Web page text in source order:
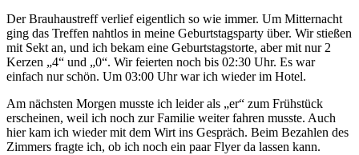
Der Brauhaustreff verlief eigentlich so wie immer. Um Mitternacht
ging das Treffen nahtlos in meine Geburtstagsparty über. Wir stießen
mit Sekt an, und ich bekam eine Geburtstagstorte, aber mit nur 2
Kerzen „4“ und „0“. Wir feierten noch bis 02:30 Uhr. Es war
einfach nur schön. Um 03:00 Uhr war ich wieder im Hotel.
Am nächsten Morgen musste ich leider als „er“ zum Frühstück
erscheinen, weil ich noch zur Familie weiter fahren musste. Auch
hier kam ich wieder mit dem Wirt ins Gespräch. Beim Bezahlen des
Zimmers fragte ich, ob ich noch ein paar Flyer da lassen kann.